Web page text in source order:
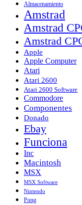
Almacenamiento
Amstrad
Amstrad
Amstrad
Apple
Apple Computer
Atari
Atari 2600
Atari 2600 Software
Commodore
Componentes
Donado
Ebay
Funciona
Inc
Macintosh
MSX
MSX Software
Nintendo
Pong